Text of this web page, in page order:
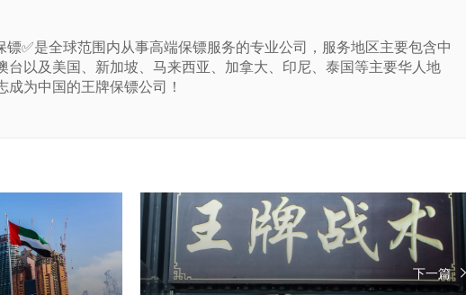
镖✅是全球范围内从事高端保镖服务的专业公司，服务地区主要包含中
台以及美国、新加坡、马来西亚、加拿大、印尼、泰国等主要华人地
成为中国的王牌保镖公司！
下一篇